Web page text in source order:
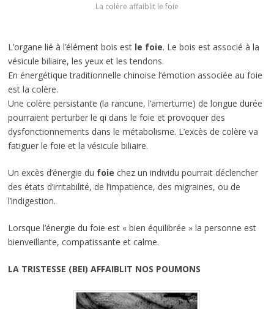
La colère affaiblit le foie
L’organe lié à l’élément bois est le foie. Le bois est associé à la
vésicule biliaire, les yeux et les tendons.
En énergétique traditionnelle chinoise l’émotion associée au foie
est la colère.
Une colère persistante (la rancune, l’amertume) de longue durée
pourraient perturber le qi dans le foie et provoquer des
dysfonctionnements dans le métabolisme. L’excès de colère va
fatiguer le foie et la vésicule biliaire.
Un excès d’énergie du foie chez un individu pourrait déclencher
des états d’irritabilité, de l’impatience, des migraines, ou de
l’indigestion.
Lorsque l’énergie du foie est « bien équilibrée » la personne est
bienveillante, compatissante et calme.
LA TRISTESSE (BEI) AFFAIBLIT NOS POUMONS